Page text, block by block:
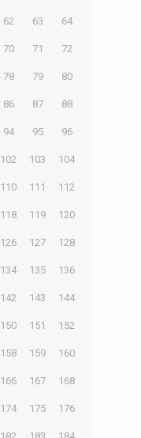
62 63 64
70 71 72
78 79 80
86 87 88
94 95 96
102 103 104
110 111 112
118 119 120
126 127 128
134 135 136
142 143 144
150 151 152
158 159 160
166 167 168
174 175 176